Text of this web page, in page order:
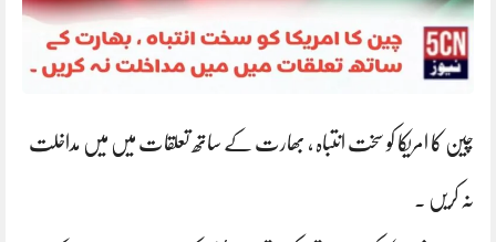
چین کا امریکا کو سخت انتباہ ، بھارت کے ساتھ تعلقات میں میں مداخلت
نہ کریں ۔